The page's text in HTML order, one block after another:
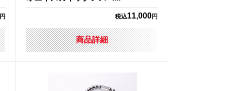
円 税込11,000円
商品詳細